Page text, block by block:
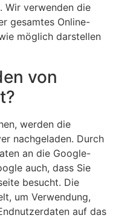
Wir verwenden die
gesamtes Online-
möglich darstellen
von
werden die
nachgeladen. Durch
an die Google-
auch, dass Sie
besucht. Die
um Verwendung,
auf das